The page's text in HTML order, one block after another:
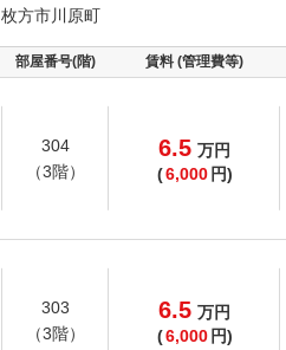
枚方市川原町
部屋番号(階) 賃料 (管理費等)
304
（3階）
6.5 万円
(6,000 円)
303
（3階）
6.5 万円
(6,000 円)